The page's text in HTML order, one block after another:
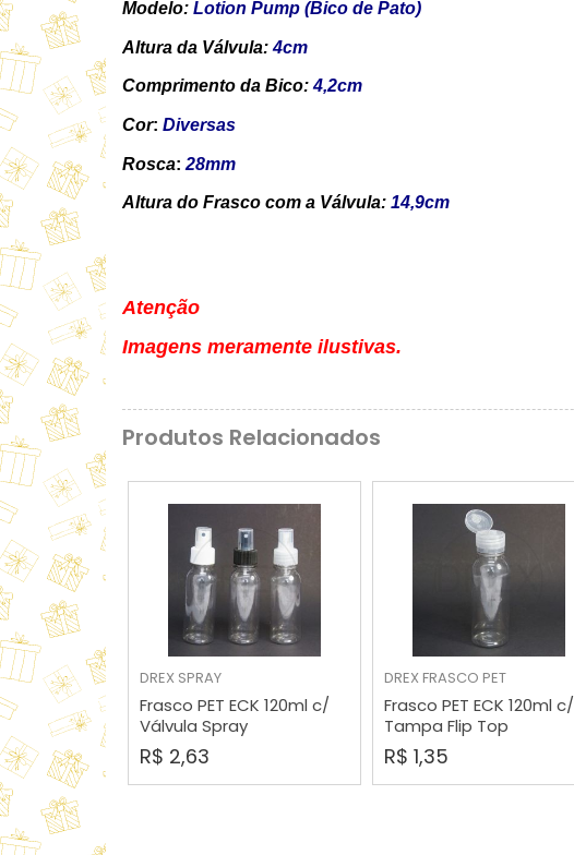
Modelo: Lotion Pump (Bico de Pato)
Altura da Válvula: 4cm
Comprimento da Bico: 4,2cm
Cor: Diversas
Rosca: 28mm
Altura do Frasco com a Válvula: 14,9cm
Atenção
Imagens meramente ilustivas.
Produtos Relacionados
DREX SPRAY
Frasco PET ECK 120ml c/
Válvula Spray
R$ 2,63
COMPRAR DREX FRASCO PET
Frasco PET ECK 120ml c/
Tampa Flip Top
R$ 1,35
COMPRAR